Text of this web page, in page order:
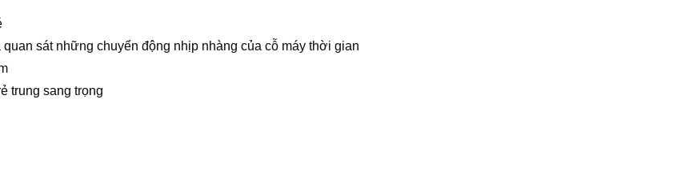
sát những chuyển động nhịp nhàng của cỗ máy thời gian
trung sang trọng